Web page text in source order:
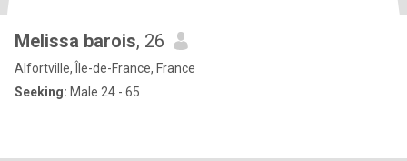
Melissa barois, 26
Alfortville, Île-de-France, France
Seeking: Male 24 - 65